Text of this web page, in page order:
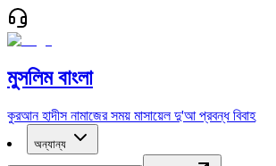
মুসলিম বাংলা
কুরআন হাদীস নামাজের সময় মাসায়েল দু'আ প্রবন্ধ বিবাহ
অন্যান্য